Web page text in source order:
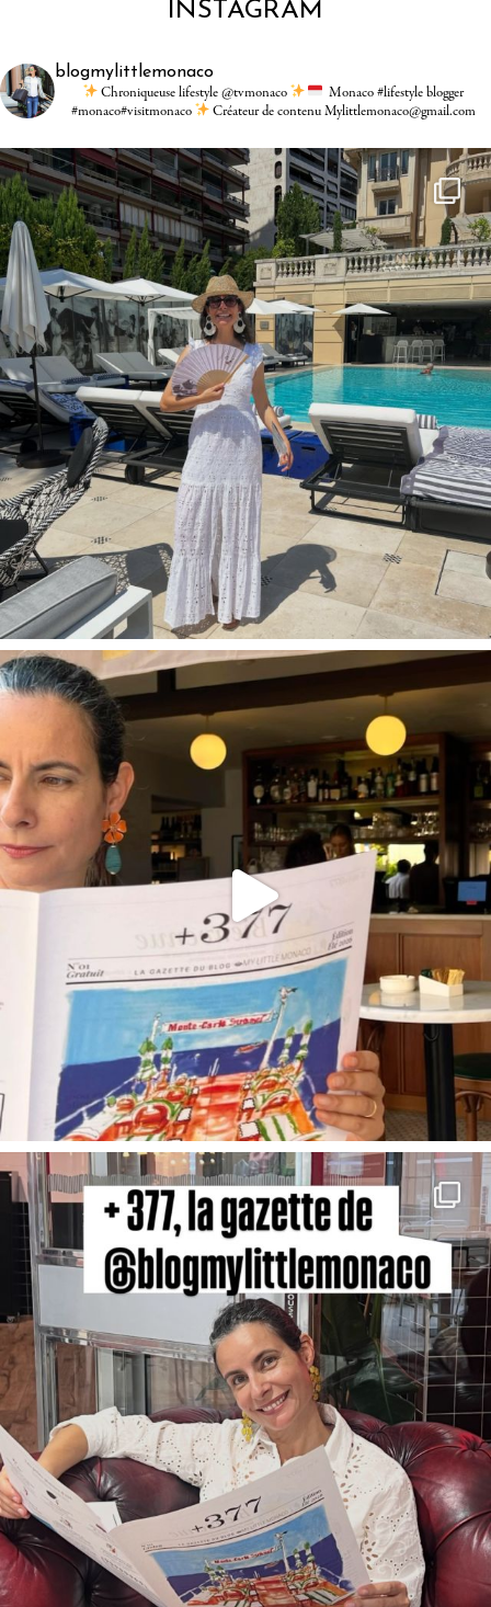
INSTAGRAM
blogmylittlemonaco
Chroniqueuse lifestyle @tvmonaco
Monaco #lifestyle blogger
#monaco#visitmonaco
Créateur de contenu Mylittlemonaco@gmail.com